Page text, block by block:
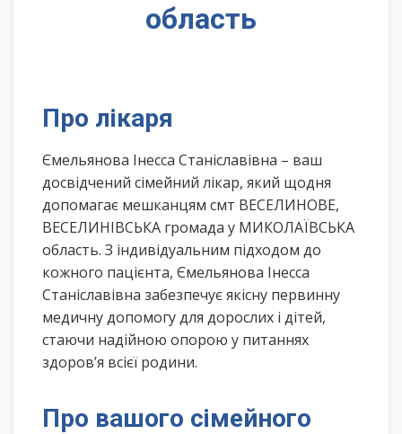
область
Про лікаря
Ємельянова Інесса Станіславівна – ваш
досвідчений сімейний лікар, який щодня
допомагає мешканцям смт ВЕСЕЛИНОВЕ,
ВЕСЕЛИНІВСЬКА громада у МИКОЛАЇВСЬКА
область. З індивідуальним підходом до
кожного пацієнта, Ємельянова Інесса
Станіславівна забезпечує якісну первинну
медичну допомогу для дорослих і дітей,
стаючи надійною опорою у питаннях
здоров’я всієї родини.
Про вашого сімейного